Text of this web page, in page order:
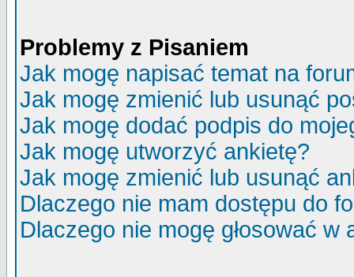
Problemy z Pisaniem
Jak mogę napisać temat na
Jak mogę zmienić lub usunąć
Jak mogę dodać podpis do
Jak mogę utworzyć ankietę?
Jak mogę zmienić lub usunąć
Dlaczego nie mam dostępu do
Dlaczego nie mogę głosować w